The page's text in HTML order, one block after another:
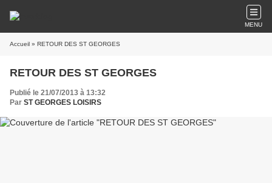
MENU
Accueil » RETOUR DES ST GEORGES
RETOUR DES ST GEORGES
Publié le 21/07/2013 à 13:32
Par ST GEORGES LOISIRS